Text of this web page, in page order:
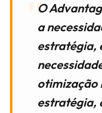
O
a
estratégia,
otimização
estratégia,